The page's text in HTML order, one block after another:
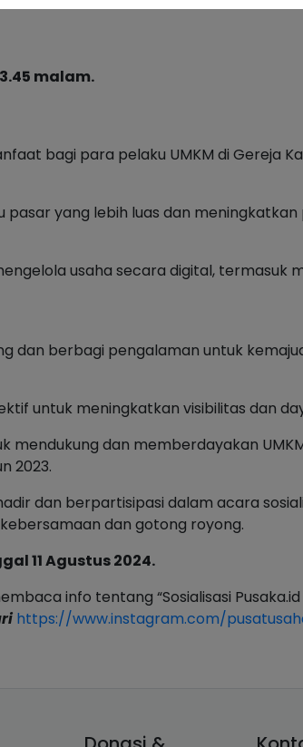
malam.
bagi para pelaku UMKM di Gereja
yang lebih luas dan meningkatkan
usaha secara digital, termasuk
dan berbagi pengalaman untuk
untuk meningkatkan visibilitas dan
mendukung dan memberdayakan
2023.
dan berpartisipasi dalam acara
dan gotong royong.
11 Agustus 2024.
info tentang “Sosialisasi Pusaka.id
https://www.instagram.com/